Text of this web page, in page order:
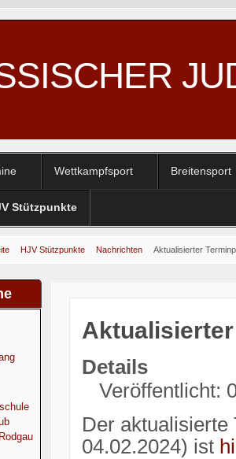
Wettkampfsport Breitensport
Stützpunkte
HJV Stützpunkte Nachrichten Aktualisierter
Details
Veröffentlicht:
Der aktualisierte
04.02.2024) ist